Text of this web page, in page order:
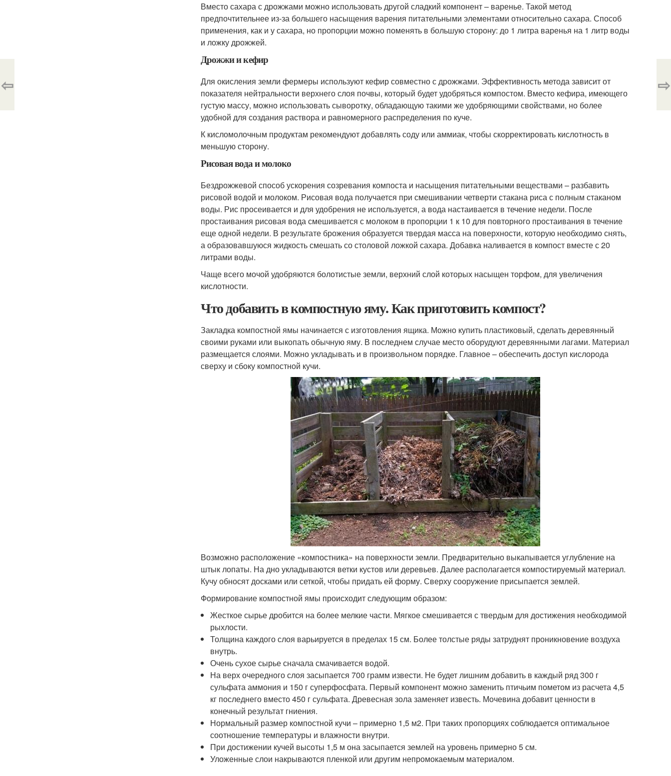
Вместо сахара с дрожжами можно использовать другой сладкий компонент – варенье. Такой метод
предпочтительнее из-за большего насыщения варения питательными элементами относительно сахара. Способ
применения, как и у сахара, но пропорции можно поменять в большую сторону: до 1 литра варенья на 1 литр воды
и ложку дрожжей.
Дрожжи и кефир
Для окисления земли фермеры используют кефир совместно с дрожжами. Эффективность метода зависит от
показателя нейтральности верхнего слоя почвы, который будет удобряться компостом. Вместо кефира, имеющего
густую массу, можно использовать сыворотку, обладающую такими же удобряющими свойствами, но более
удобной для создания раствора и равномерного распределения по куче.
К кисломолочным продуктам рекомендуют добавлять соду или аммиак, чтобы скорректировать кислотность в
меньшую сторону.
Рисовая вода и молоко
Бездрожжевой способ ускорения созревания компоста и насыщения питательными веществами – разбавить
рисовой водой и молоком. Рисовая вода получается при смешивании четверти стакана риса с полным стаканом
воды. Рис просеивается и для удобрения не используется, а вода настаивается в течение недели. После
простаивания рисовая вода смешивается с молоком в пропорции 1 к 10 для повторного простаивания в течение
еще одной недели. В результате брожения образуется твердая масса на поверхности, которую необходимо снять,
а образовавшуюся жидкость смешать со столовой ложкой сахара. Добавка наливается в компост вместе с 20
литрами воды.
Чаще всего мочой удобряются болотистые земли, верхний слой которых насыщен торфом, для увеличения
кислотности.
Что добавить в компостную яму. Как приготовить компост?
Закладка компостной ямы начинается с изготовления ящика. Можно купить пластиковый, сделать деревянный
своими руками или выкопать обычную яму. В последнем случае место оборудуют деревянными лагами. Материал
размещается слоями. Можно укладывать и в произвольном порядке. Главное – обеспечить доступ кислорода
сверху и сбоку компостной кучи.
Возможно расположение «компостника» на поверхности земли. Предварительно выкапывается углубление на
штык лопаты. На дно укладываются ветки кустов или деревьев. Далее располагается компостируемый материал.
Кучу обносят досками или сеткой, чтобы придать ей форму. Сверху сооружение присыпается землей.
Формирование компостной ямы происходит следующим образом:
Жесткое сырье дробится на более мелкие части. Мягкое смешивается с твердым для достижения необходимой
рыхлости.
Толщина каждого слоя варьируется в пределах 15 см. Более толстые ряды затруднят проникновение воздуха
внутрь.
Очень сухое сырье сначала смачивается водой.
На верх очередного слоя засыпается 700 грамм извести. Не будет лишним добавить в каждый ряд 300 г
сульфата аммония и 150 г суперфосфата. Первый компонент можно заменить птичьим пометом из расчета 4,5
кг последнего вместо 450 г сульфата. Древесная зола заменяет известь. Мочевина добавит ценности в
конечный результат гниения.
Нормальный размер компостной кучи – примерно 1,5 м2. При таких пропорциях соблюдается оптимальное
соотношение температуры и влажности внутри.
При достижении кучей высоты 1,5 м она засыпается землей на уровень примерно 5 см.
Уложенные слои накрываются пленкой или другим непромокаемым материалом.
⇦ ⇨